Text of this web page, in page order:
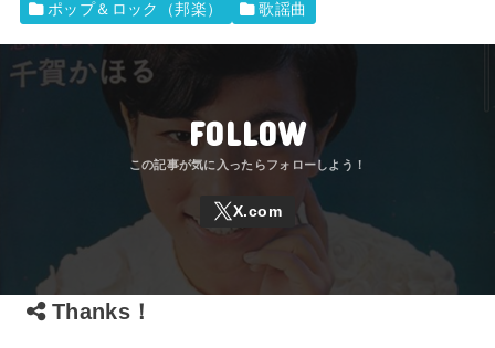
ポップ＆ロック（邦楽） 歌謡曲
FOLLOW
Thanks！